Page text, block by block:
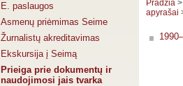
E. paslaugos
Asmenų priėmimas Seime
Žurnalistų akreditavimas
Ekskursija į Seimą
Prieiga prie dokumentų ir
naudojimosi jais tvarka
Pradžia >
apyrašai